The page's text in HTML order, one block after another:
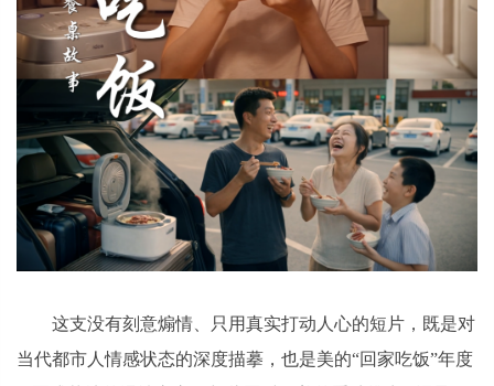
这支没有刻意煽情、只用真实打动人心的短片，既是对
当代都市人情感状态的深度描摹，也是美的“回家吃饭”年度